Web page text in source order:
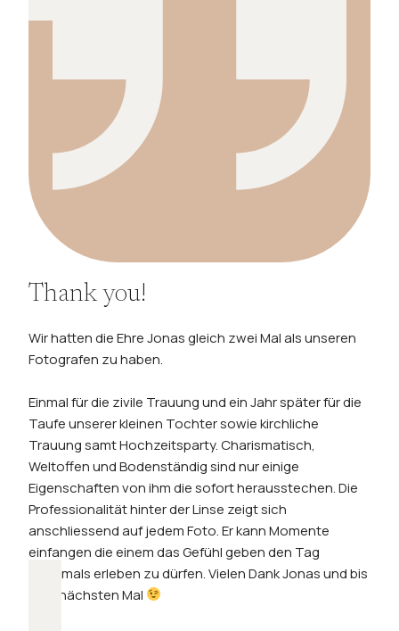
Thank you!
Wir hatten die Ehre Jonas gleich zwei Mal als unseren
Fotografen zu haben.
Einmal für die zivile Trauung und ein Jahr später für die
Taufe unserer kleinen Tochter sowie kirchliche
Trauung samt Hochzeitsparty. Charismatisch,
Weltoffen und Bodenständig sind nur einige
Eigenschaften von ihm die sofort herausstechen. Die
Professionalität hinter der Linse zeigt sich
anschliessend auf jedem Foto. Er kann Momente
einfangen die einem das Gefühl geben den Tag
nochmals erleben zu dürfen. Vielen Dank Jonas und bis
zum nächsten Mal